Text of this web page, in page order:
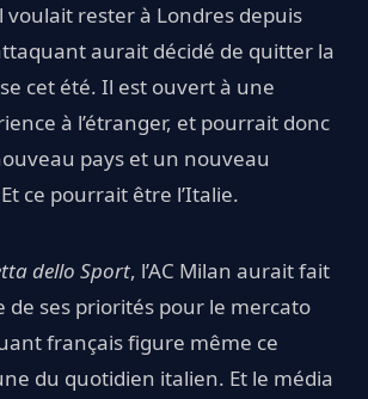
voulait rester à Londres depuis
aurait décidé de quitter la
cet été. Il est ouvert à une
à l’étranger, et pourrait donc
pays et un nouveau
ce pourrait être l’Italie.
dello Sport, l’AC Milan aurait fait
de ses priorités pour le mercato
français figure même ce
du quotidien italien. Et le média